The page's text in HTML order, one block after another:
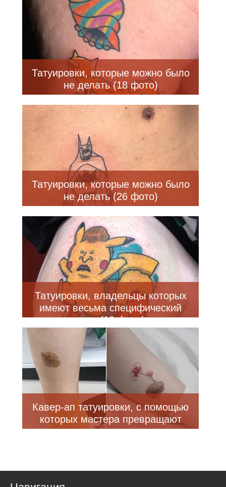
Татуировки, которые можно было
не делать (18 фото)
Татуировки, которые можно было
не делать (26 фото)
Татуировки, владельцы которых
имеют весьма специфический
вкус (19 фото)
Кавер-ап татуировки, с помощью
которых мастера превращают
недостатки кожи в произведения